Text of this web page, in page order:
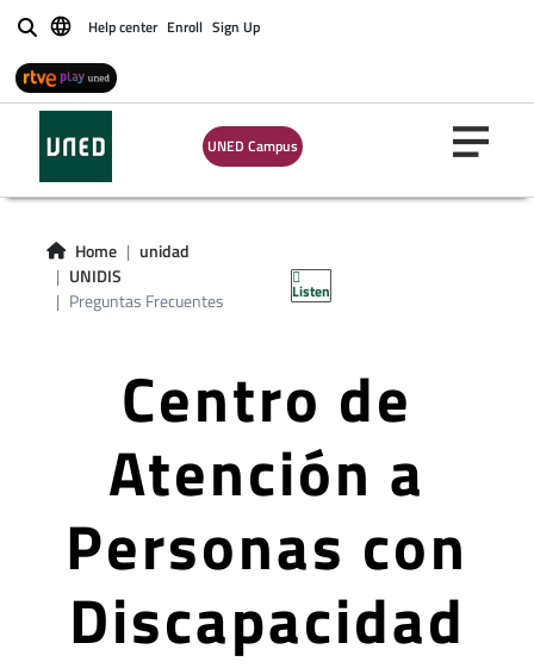
BuscarHelp center Enroll Sign Up
UNED Campus
Home
unidad
UNIDIS
Preguntas Frecuentes
Listen
Centro de
Atención a
Personas con
Discapacidad